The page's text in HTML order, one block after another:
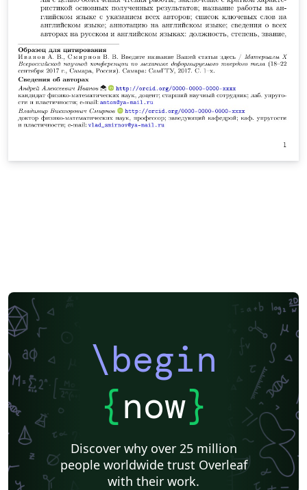
\begin
{now}
Discover why over 25 million
people worldwide trust Overleaf
with their work.